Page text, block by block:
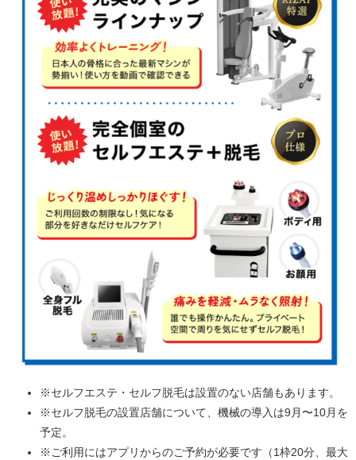
※セルフエステ・セルフ脱毛は設置のない店舗もあります。
※セルフ脱毛の設置店舗について、機械の導入は9月〜10月を
予定。
※ご利用にはアプリからのご予約が必要です（1枠20分、最大